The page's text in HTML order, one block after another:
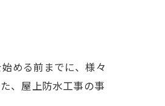
める前までに、様々
、屋上防水工事の事